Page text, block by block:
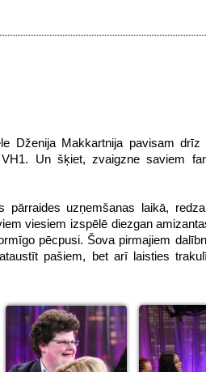
Dženija Makkartnija pavisam drīz
Un šķiet, zvaigzne saviem
pārraides uzņemšanas laikā,
viesiem izspēlē diezgan
pēcpusi. Šova pirmajiem
pašiem, bet arī laisties